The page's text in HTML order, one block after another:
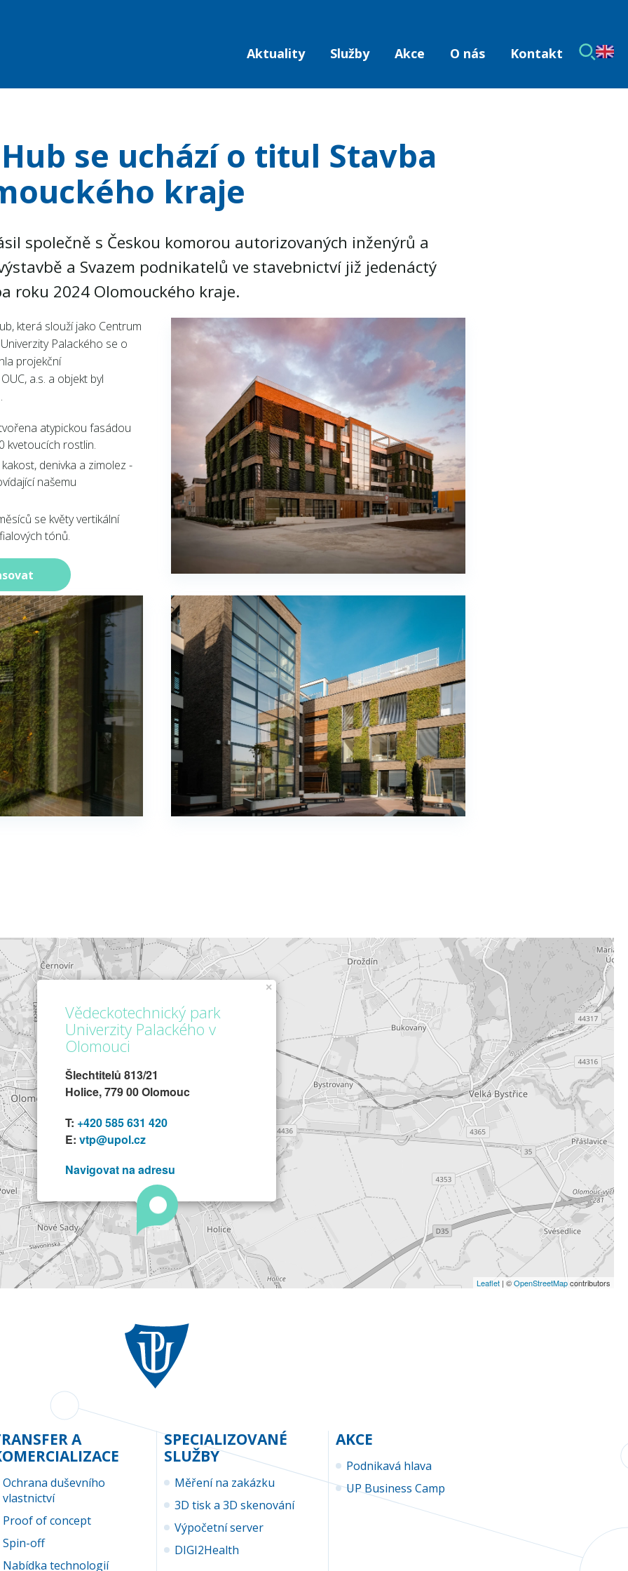
Aktuality Služby Akce O nás Kontakt
se uchází o titul Stavba
kraje
společně s Českou komorou autorizovaných inženýrů a
a Svazem podnikatelů ve stavebnictví již jedenáctý
roku 2024 Olomouckého kraje.
která slouží jako Centrum
Palackého se o
projekční
a.s. a objekt byl
atypickou fasádou
kvetoucích rostlin.
denivka a zimolez -
našemu
se květy vertikální
tónů.
×
Vědeckotechnický park
Univerzity Palackého v
Olomouci
Šlechtitelů 813/21
Holice, 779 00 Olomouc
T: +420 585 631 420
E: vtp@upol.cz
Navigovat na adresu
Leaflet | ©OpenStreetMapcontributors
A
Ochrana duševního
vlastnictví
Proof of concept
Spin-off
Nabídka technologií
SPECIALIZOVANÉ
SLUŽBY
Měření na zakázku
3D tisk a 3D skenování
Výpočetní server
DIGI2Health
AKCE
Podnikavá hlava
UP Business Camp